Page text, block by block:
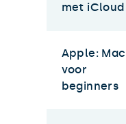
met iCloud
Apple: Mac
voor
beginners